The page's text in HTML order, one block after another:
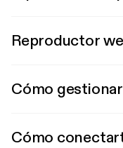
Reproductor
Cómo
Cómo